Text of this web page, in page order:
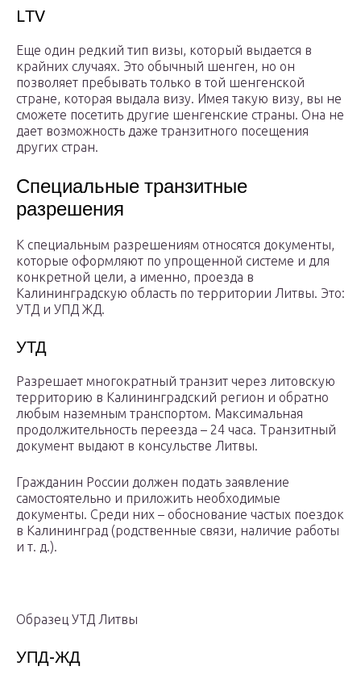
LТV
Еще один редкий тип визы, который выдается в
крайних случаях. Это обычный шенген, но он
позволяет пребывать только в той шенгенской
стране, которая выдала визу. Имея такую визу, вы не
сможете посетить другие шенгенские страны. Она не
дает возможность даже транзитного посещения
других стран.
Специальные транзитные
разрешения
К специальным разрешениям относятся документы,
которые оформляют по упрощенной системе и для
конкретной цели, а именно, проезда в
Калининградскую область по территории Литвы. Это:
УТД и УПД ЖД.
УТД
Разрешает многократный транзит через литовскую
территорию в Калининградский регион и обратно
любым наземным транспортом. Максимальная
продолжительность переезда – 24 часа. Транзитный
документ выдают в консульстве Литвы.
Гражданин России должен подать заявление
самостоятельно и приложить необходимые
документы. Среди них – обоснование частых поездок
в Калининград (родственные связи, наличие работы
и т. д.).
Образец УТД Литвы
УПД-ЖД